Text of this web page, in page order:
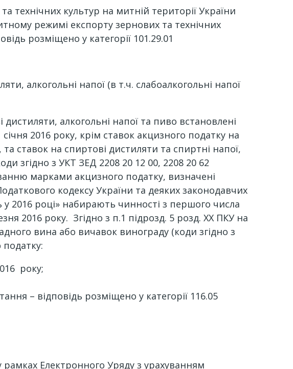
технічних культур на митній території України
режимі експорту зернових та технічних
розміщено у категорії 101.29.01
алкогольні напої (в т.ч. слабоалкогольні напої
алкогольні напої та пиво встановлені
2016 року, крім ставок акцизного податку на
ставок на спиртові дистиляти та спиртні напої,
згідно з УКТ ЗЕД 2208 20 12 00, 2208 20 62
марками акцизного податку, визначені
кодексу України та деяких законодавчих
2016 році» набирають чинності з першого числа
2016 року. Згідно з п.1 підрозд. 5 розд. ХХ ПКУ на
вина або вичавок винограду (коди згідно з
податку:
року;
– відповідь розміщено у категорії 116.05
Електронного Уряду з урахуванням